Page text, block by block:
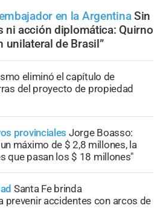
en la Argentina Sin
ni acción diplomática: Quirno
unilateral de Brasil”
eliminó el capítulo de
del proyecto de propiedad
provinciales Jorge Boasso:
máximo de $ 2,8 millones, la
que pasan los $ 18 millones"
Santa Fe brinda
prevenir accidentes con arcos de